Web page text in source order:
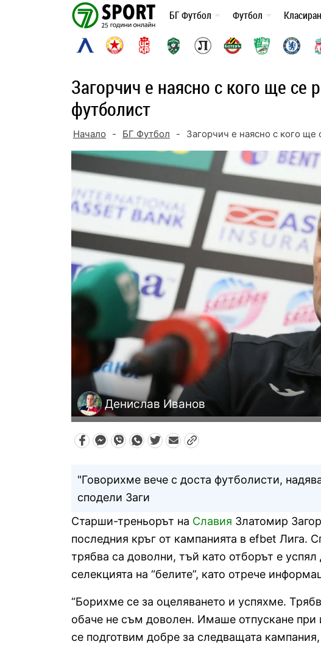
БГ Футбол Футбол
Загорчич е наясно с кого ще се
футболист
Начало - БГ Футбол - Загорчич е наясно с кого ще
Денислав Иванов
"Говорихме вече с доста футболисти,
сподели Заги
Старши-треньорът на Славия Златомир
последния кръг от кампанията в efbet Лига.
трябва са доволни, тъй като отборът е
селекцията на “белите”, като отрече
“Борихме се за оцеляването и успяхме.
обаче не съм доволен. Имаше отпускане при
се подготвим добре за следващата